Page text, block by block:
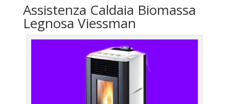
Assistenza Caldaia Biomassa
Legnosa Viessman